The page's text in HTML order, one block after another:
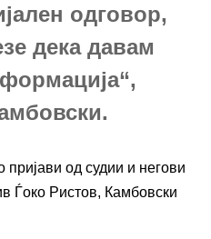
одговор,
дека давам
од судии и негови
Ѓоко Ристов, Камбовски